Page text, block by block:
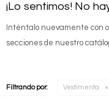
¡Lo sentimos! No
Inténtalo nuevamente con
secciones de nuestro
Filtrando por: Vestimenta